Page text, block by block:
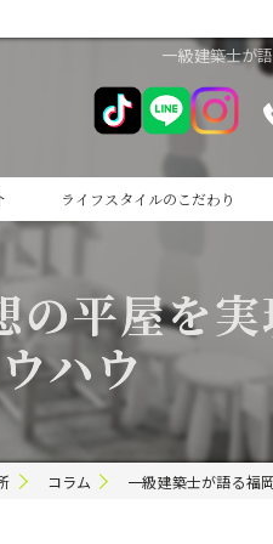
一級建築士が
ライフスタイルのこだわり
平屋を
ハウ
コラム 一級建築士が語る福